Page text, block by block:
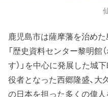
鹿児島市は薩摩藩を治めた
「歴史資料センター黎明館
す）」を中心に発展した城
役者となった西郷隆盛、大
の日本を担った多くの偉